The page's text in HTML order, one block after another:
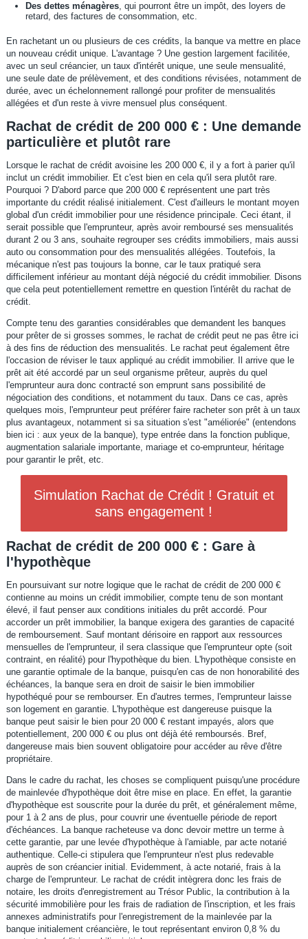
Des dettes ménagères, qui pourront être un impôt, des loyers de
retard, des factures de consommation, etc.
En rachetant un ou plusieurs de ces crédits, la banque va mettre en place
un nouveau crédit unique. L'avantage ? Une gestion largement facilitée,
avec un seul créancier, un taux d'intérêt unique, une seule mensualité,
une seule date de prélèvement, et des conditions révisées, notamment de
durée, avec un échelonnement rallongé pour profiter de mensualités
allégées et d'un reste à vivre mensuel plus conséquent.
Rachat de crédit de 200 000 € : Une demande
particulière et plutôt rare
Lorsque le rachat de crédit avoisine les 200 000 €, il y a fort à parier qu'il
inclut un crédit immobilier. Et c'est bien en cela qu'il sera plutôt rare.
Pourquoi ? D'abord parce que 200 000 € représentent une part très
importante du crédit réalisé initialement. C'est d'ailleurs le montant moyen
global d'un crédit immobilier pour une résidence principale. Ceci étant, il
serait possible que l'emprunteur, après avoir remboursé ses mensualités
durant 2 ou 3 ans, souhaite regrouper ses crédits immobiliers, mais aussi
auto ou consommation pour des mensualités allégées. Toutefois, la
mécanique n'est pas toujours la bonne, car le taux pratiqué sera
difficilement inférieur au montant déjà négocié du crédit immobilier. Disons
que cela peut potentiellement remettre en question l'intérêt du rachat de
crédit.
Compte tenu des garanties considérables que demandent les banques
pour prêter de si grosses sommes, le rachat de crédit peut ne pas être ici
à des fins de réduction des mensualités. Le rachat peut également être
l'occasion de réviser le taux appliqué au crédit immobilier. Il arrive que le
prêt ait été accordé par un seul organisme prêteur, auprès du quel
l'emprunteur aura donc contracté son emprunt sans possibilité de
négociation des conditions, et notamment du taux. Dans ce cas, après
quelques mois, l'emprunteur peut préférer faire racheter son prêt à un taux
plus avantageux, notamment si sa situation s'est "améliorée" (entendons
bien ici : aux yeux de la banque), type entrée dans la fonction publique,
augmentation salariale importante, mariage et co-emprunteur, héritage
pour garantir le prêt, etc.
Simulation Rachat de Crédit ! Gratuit et
sans engagement !
Rachat de crédit de 200 000 € : Gare à
l'hypothèque
En poursuivant sur notre logique que le rachat de crédit de 200 000 €
contienne au moins un crédit immobilier, compte tenu de son montant
élevé, il faut penser aux conditions initiales du prêt accordé. Pour
accorder un prêt immobilier, la banque exigera des garanties de capacité
de remboursement. Sauf montant dérisoire en rapport aux ressources
mensuelles de l'emprunteur, il sera classique que l'emprunteur opte (soit
contraint, en réalité) pour l'hypothèque du bien. L'hypothèque consiste en
une garantie optimale de la banque, puisqu'en cas de non honorabilité des
échéances, la banque sera en droit de saisir le bien immobilier
hypothéqué pour se rembourser. En d'autres termes, l'emprunteur laisse
son logement en garantie. L'hypothèque est dangereuse puisque la
banque peut saisir le bien pour 20 000 € restant impayés, alors que
potentiellement, 200 000 € ou plus ont déjà été remboursés. Bref,
dangereuse mais bien souvent obligatoire pour accéder au rêve d'être
propriétaire.
Dans le cadre du rachat, les choses se compliquent puisqu'une procédure
de mainlevée d'hypothèque doit être mise en place. En effet, la garantie
d'hypothèque est souscrite pour la durée du prêt, et généralement même,
pour 1 à 2 ans de plus, pour couvrir une éventuelle période de report
d'échéances. La banque racheteuse va donc devoir mettre un terme à
cette garantie, par une levée d'hypothèque à l'amiable, par acte notarié
authentique. Celle-ci stipulera que l'emprunteur n'est plus redevable
auprès de son créancier initial. Evidemment, à acte notarié, frais à la
charge de l'emprunteur. Le rachat de crédit intègrera donc les frais de
notaire, les droits d'enregistrement au Trésor Public, la contribution à la
sécurité immobilière pour les frais de radiation de l'inscription, et les frais
annexes administratifs pour l'enregistrement de la mainlevée par la
banque initialement créancière, le tout représentant environ 0,8 % du